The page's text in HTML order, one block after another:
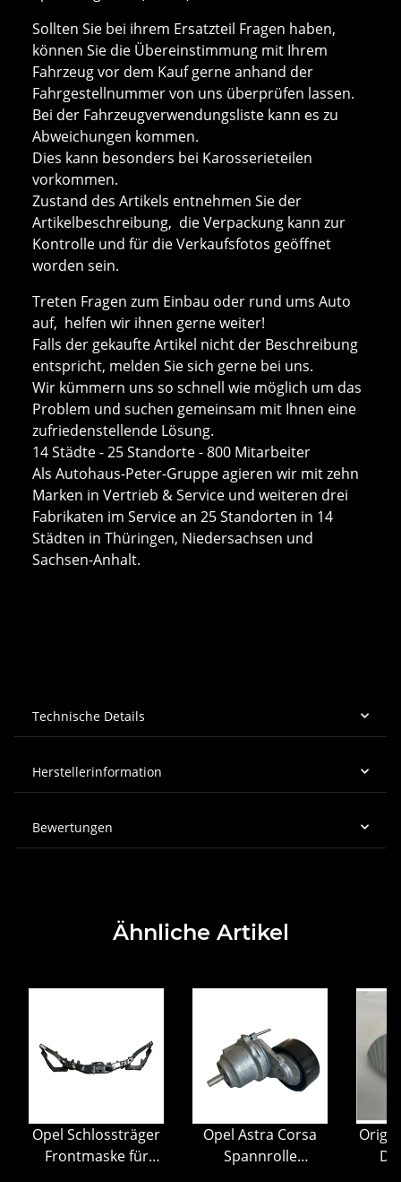
Sollten Sie bei ihrem Ersatzteil Fragen haben,
können Sie die Übereinstimmung mit Ihrem
Fahrzeug vor dem Kauf gerne anhand der
Fahrgestellnummer von uns überprüfen lassen.
Bei der Fahrzeugverwendungsliste kann es zu
Abweichungen kommen.
Dies kann besonders bei Karosserieteilen
vorkommen.
Zustand des Artikels entnehmen Sie der
Artikelbeschreibung, die Verpackung kann zur
Kontrolle und für die Verkaufsfotos geöffnet
worden sein.
Treten Fragen zum Einbau oder rund ums Auto
auf, helfen wir ihnen gerne weiter!
Falls der gekaufte Artikel nicht der Beschreibung
entspricht, melden Sie sich gerne bei uns.
Wir kümmern uns so schnell wie möglich um das
Problem und suchen gemeinsam mit Ihnen eine
zufriedenstellende Lösung.
14 Städte - 25 Standorte - 800 Mitarbeiter
Als Autohaus-Peter-Gruppe agieren wir mit zehn
Marken in Vertrieb & Service und weiteren drei
Fabrikaten im Service an 25 Standorten in 14
Städten in Thüringen, Niedersachsen und
Sachsen-Anhalt.
Technische Details
Herstellerinformation
Bewertungen
Ähnliche Artikel
Opel Schlossträger
Frontmaske für
Opel Astra Corsa
Spannrolle
D